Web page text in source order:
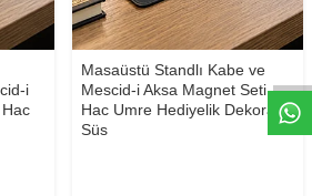
W
h
t
s
a
p
p
D
e
s
e
H
a
t
t
i
Masaüstü Standlı Kabe ve
Mescid-i Aksa Magnet Seti -
Hac Umre Hediyelik Dekoratif
Süs